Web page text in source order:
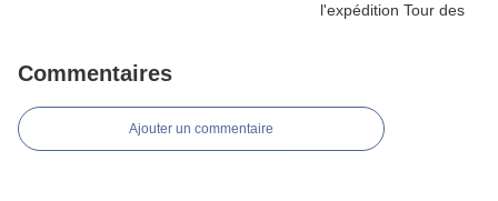
Commentaires
Ajouter un commentaire